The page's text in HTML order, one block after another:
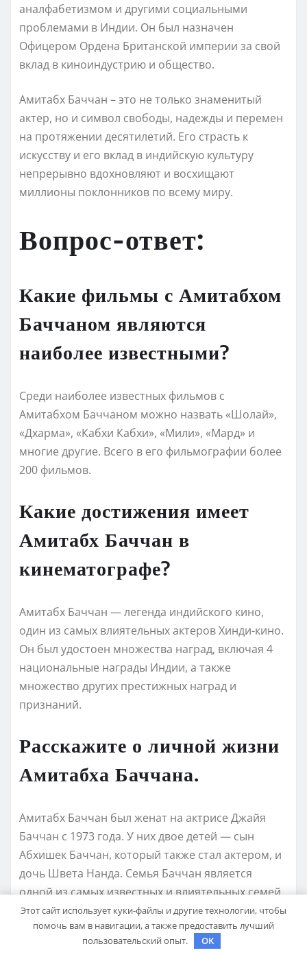
аналфабетизмом и другими социальными
проблемами в Индии. Он был назначен
Офицером Ордена Британской империи за свой
вклад в киноиндустрию и общество.
Амитабх Баччан – это не только знаменитый
актер, но и символ свободы, надежды и перемен
на протяжении десятилетий. Его страсть к
искусству и его вклад в индийскую культуру
непрерывно вдохновляют и восхищают
миллионы поклонников по всему миру.
Вопрос-ответ:
Какие фильмы с Амитабхом
Баччаном являются
наиболее известными?
Среди наиболее известных фильмов с
Амитабхом Баччаном можно назвать «Шолай»,
«Дхарма», «Кабхи Кабхи», «Мили», «Мард» и
многие другие. Всего в его фильмографии более
200 фильмов.
Какие достижения имеет
Амитабх Баччан в
кинематографе?
Амитабх Баччан — легенда индийского кино,
один из самых влиятельных актеров Хинди-кино.
Он был удостоен множества наград, включая 4
национальные награды Индии, а также
множество других престижных наград и
признаний.
Расскажите о личной жизни
Амитабха Баччана.
Амитабх Баччан был женат на актрисе Джайя
Баччан с 1973 года. У них двое детей — сын
Абхишек Баччан, который также стал актером, и
дочь Швета Нанда. Семья Баччан является
одной из самых известных и влиятельных семей
Болливуда.
Какие факты интересны о
Этот сайт использует куки-файлы и другие технологии, чтобы
помочь вам в навигации, а также предоставить лучший
пользовательский опыт.
OK